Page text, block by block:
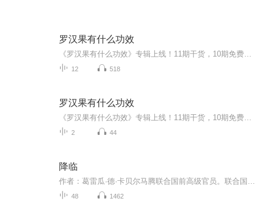
罗汉果有什么功效
12 518
罗汉果有什么功效
2 44
降临
48 1462